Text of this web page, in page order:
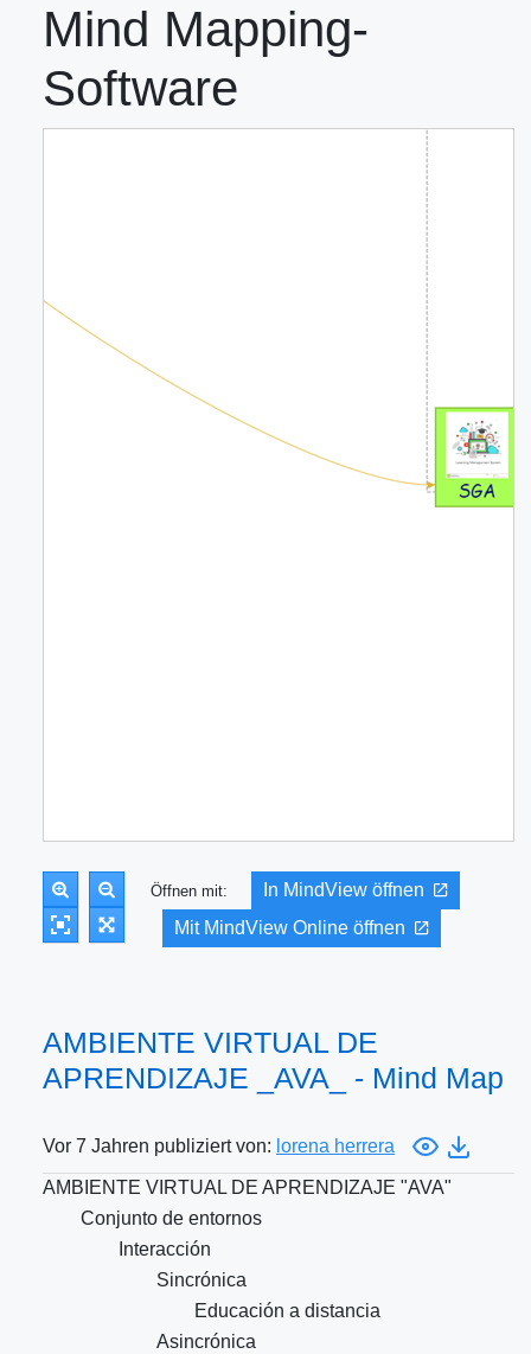
Mind Mapping-
Software
Öffnen mit:
In MindView öffnen
Mit MindView Online öffnen
AMBIENTE VIRTUAL DE
APRENDIZAJE _AVA_ - Mind Map
Vor 7 Jahren publiziert von: lorena herrera
AMBIENTE VIRTUAL DE APRENDIZAJE "AVA"
Conjunto de entornos
Interacción
Sincrónica
Educación a distancia
Asincrónica